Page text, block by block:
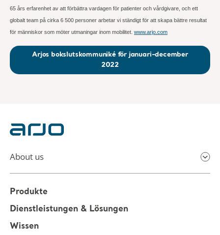
65 års erfarenhet av att förbättra vardagen för patienter och vårdgivare, och ett
globalt team på cirka 6 500 personer arbetar vi ständigt för att skapa bättre resultat
för människor som möter utmaningar inom mobilitet. www.arjo.com
Arjos bokslutskommuniké för januari-december
2022
About us
Produkte
Dienstleistungen & Lösungen
Wissen